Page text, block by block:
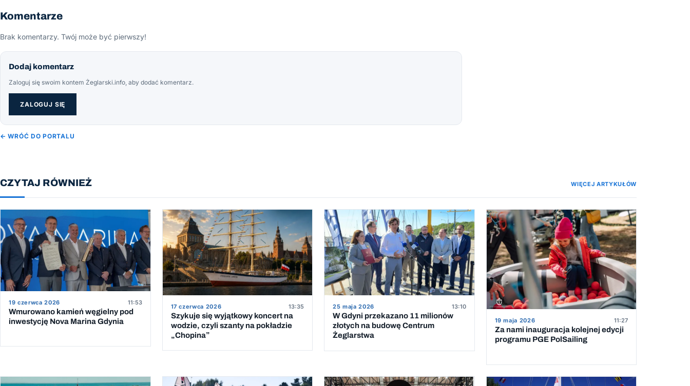
Komentarze
Brak komentarzy. Twój może być pierwszy!
Dodaj komentarz
Zaloguj się swoim kontem Żeglarski.info, aby dodać komentarz.
ZALOGUJ SIĘ
← WRÓĆ DO PORTALU
CZYTAJ RÓWNIEŻ WIĘCEJ ARTYKUŁÓW
19 czerwca 2026 11:53
Wmurowano kamień węgielny pod
inwestycję Nova Marina Gdynia
17 czerwca 2026 13:35
Szykuje się wyjątkowy koncert na
wodzie, czyli szanty na pokładzie
„Chopina”
25 maja 2026 13:10
W Gdyni przekazano 11 milionów
złotych na budowę Centrum
Żeglarstwa
19 maja 2026 11:27
Za nami inauguracja kolejnej edycji
programu PGE PolSailing